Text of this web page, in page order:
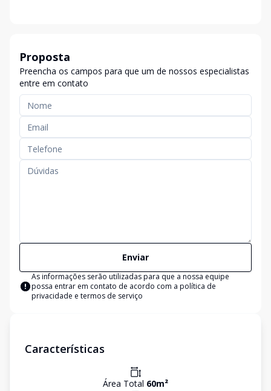
Proposta
Preencha os campos para que um de nossos especialistas
entre em contato
Enviar
As informações serão utilizadas para que a nossa equipe
possa entrar em contato de acordo com a política de
privacidade e termos de serviço
Características
Área Total 60m²